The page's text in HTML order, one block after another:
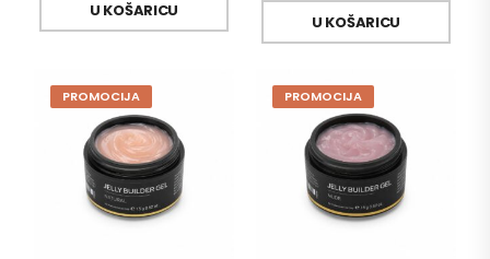
U KOŠARICU
U KOŠARICU
PROMOCIJA PROMOCIJA